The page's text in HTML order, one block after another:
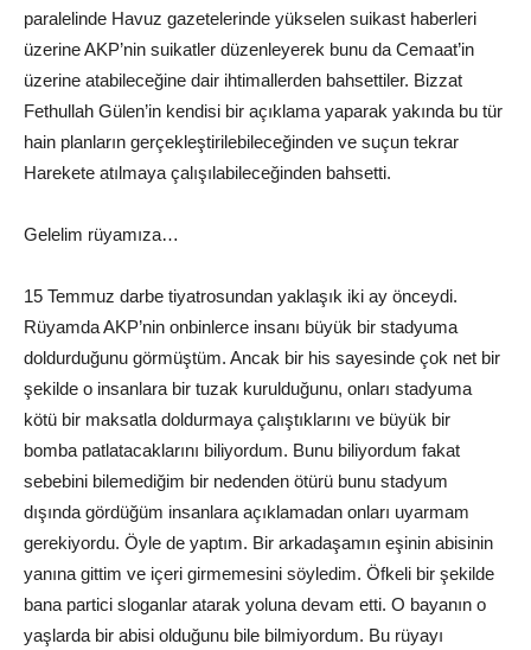
paralelinde Havuz gazetelerinde yükselen suikast haberleri
üzerine AKP’nin suikatler düzenleyerek bunu da Cemaat’in
üzerine atabileceğine dair ihtimallerden bahsettiler. Bizzat
Fethullah Gülen’in kendisi bir açıklama yaparak yakında bu tür
hain planların gerçekleştirilebileceğinden ve suçun tekrar
Harekete atılmaya çalışılabileceğinden bahsetti.
Gelelim rüyamıza…
15 Temmuz darbe tiyatrosundan yaklaşık iki ay önceydi.
Rüyamda AKP’nin onbinlerce insanı büyük bir stadyuma
doldurduğunu görmüştüm. Ancak bir his sayesinde çok net bir
şekilde o insanlara bir tuzak kurulduğunu, onları stadyuma
kötü bir maksatla doldurmaya çalıştıklarını ve büyük bir
bomba patlatacaklarını biliyordum. Bunu biliyordum fakat
sebebini bilemediğim bir nedenden ötürü bunu stadyum
dışında gördüğüm insanlara açıklamadan onları uyarmam
gerekiyordu. Öyle de yaptım. Bir arkadaşamın eşinin abisinin
yanına gittim ve içeri girmemesini söyledim. Öfkeli bir şekilde
bana partici sloganlar atarak yoluna devam etti. O bayanın o
yaşlarda bir abisi olduğunu bile bilmiyordum. Bu rüyayı